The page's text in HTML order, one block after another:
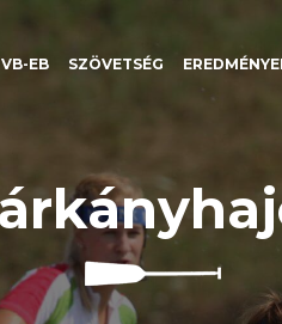
VB-EB SZÖVETSÉG